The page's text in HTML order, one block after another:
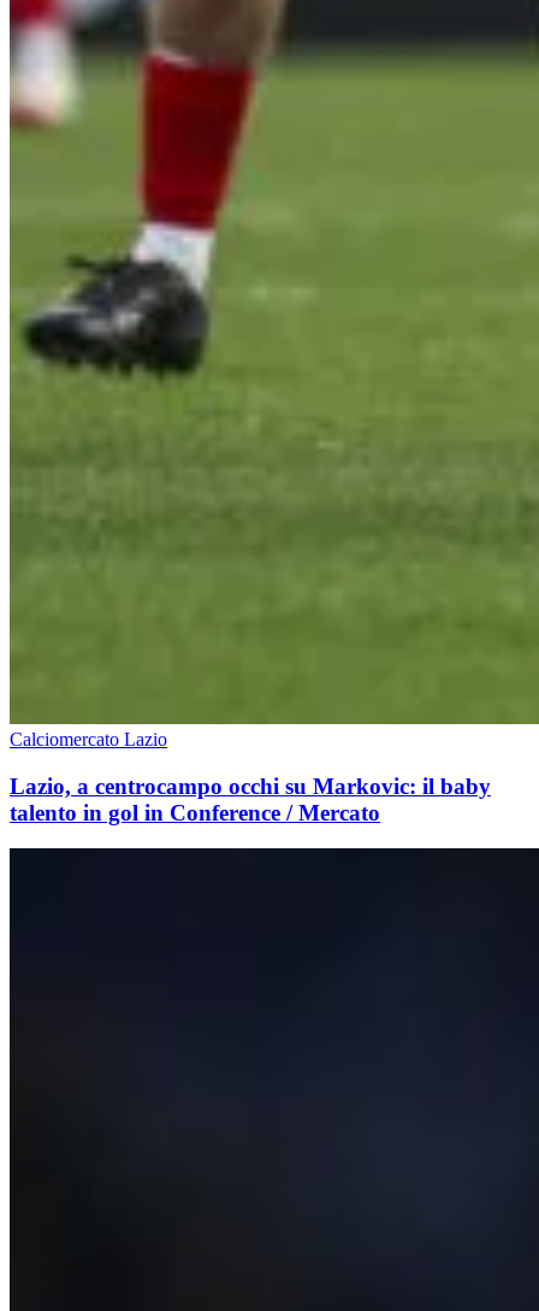
Calciomercato Lazio
Lazio, a centrocampo occhi su Markovic: il baby
talento in gol in Conference / Mercato